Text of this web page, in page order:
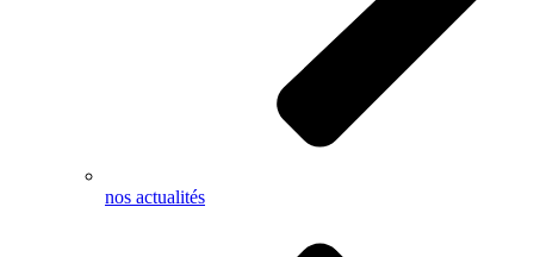
nos actualités